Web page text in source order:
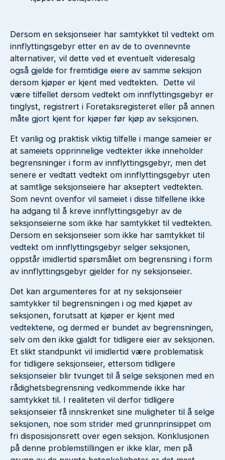
Dersom en seksjonseier har samtykket til vedtekt om
innflyttingsgebyr etter en av de to ovennevnte
alternativer, vil dette ved et eventuelt videresalg
også gjelde for fremtidige eiere av samme seksjon
dersom kjøper er kjent med vedtekten. Dette vil
være tilfellet dersom vedtekt om innflyttingsgebyr er
tinglyst, registrert i Foretaksregisteret eller på annen
måte gjort kjent for kjøper før kjøp av seksjonen.
Et vanlig og praktisk viktig tilfelle i mange sameier er
at sameiets opprinnelige vedtekter ikke inneholder
begrensninger i form av innflyttingsgebyr, men det
senere er vedtatt vedtekt om innflyttingsgebyr uten
at samtlige seksjonseiere har akseptert vedtekten.
Som nevnt ovenfor vil sameiet i disse tilfellene ikke
ha adgang til å kreve innflyttingsgebyr av de
seksjonseierne som ikke har samtykket til vedtekten.
Dersom en seksjonseier som ikke har samtykket til
vedtekt om innflyttingsgebyr selger seksjonen,
oppstår imidlertid spørsmålet om begrensning i form
av innflyttingsgebyr gjelder for ny seksjonseier.
Det kan argumenteres for at ny seksjonseier
samtykker til begrensningen i og med kjøpet av
seksjonen, forutsatt at kjøper er kjent med
vedtektene, og dermed er bundet av begrensningen,
selv om den ikke gjaldt for tidligere eier av seksjonen.
Et slikt standpunkt vil imidlertid være problematisk
for tidligere seksjonseier, ettersom tidligere
seksjonseier blir tvunget til å selge seksjonen med en
rådighetsbegrensning vedkommende ikke har
samtykket til. I realiteten vil derfor tidligere
seksjonseier få innskrenket sine muligheter til å selge
seksjonen, noe som strider med grunnprinsippet om
fri disposisjonsrett over egen seksjon. Konklusjonen
på denne problemstillingen er ikke klar, men på